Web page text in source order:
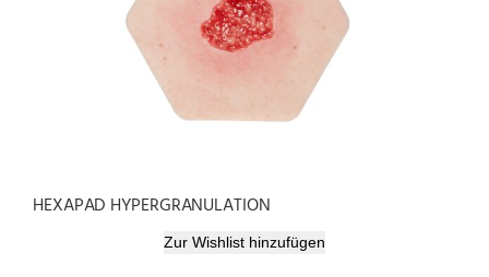
HEXAPAD HYPERGRANULATION
Zur Wishlist hinzufügen